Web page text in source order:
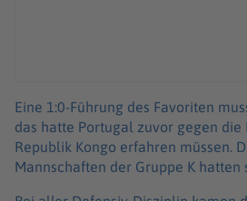
Eine 1:0-Führung des Favoriten
das hatte Portugal zuvor gegen die
Republik Kongo erfahren müssen.
Mannschaften der Gruppe K hatten